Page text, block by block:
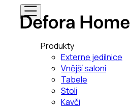
Produkty
Externe jedilnice
Vnější saloni
Tabele
Stoli
Kavči